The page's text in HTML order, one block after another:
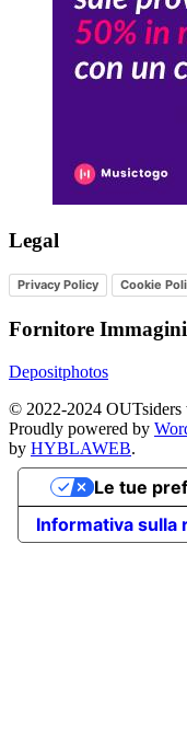
Legal
Privacy Policy Cookie
Fornitore Immagini
Depositphotos
© 2022-2024 OUTsiders
Proudly powered by
by HYBLAWEB.
Informativa sulla
Le tue